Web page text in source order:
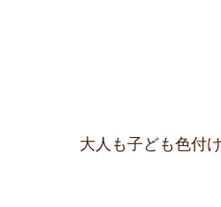
大人も子ども色付